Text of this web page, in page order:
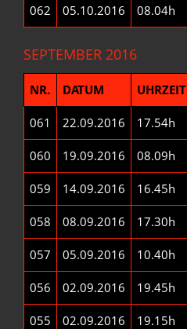
062 05.10.2016 08.04h
SEPTEMBER 2016
NR. DATUM UHRZEIT
061 22.09.2016 17.54h
060 19.09.2016 08.09h
059 14.09.2016 16.45h
058 08.09.2016 17.30h
057 05.09.2016 10.40h
056 02.09.2016 19.45h
055 02.09.2016 19.15h